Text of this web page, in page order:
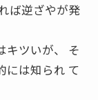
ば逆ざやが発
キツいが、 そ
には知られ て